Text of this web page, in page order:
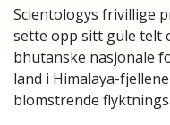
Scientologys frivillige
sette opp sitt gule telt
bhutanske nasjonale
land i Himalaya-
blomstrende